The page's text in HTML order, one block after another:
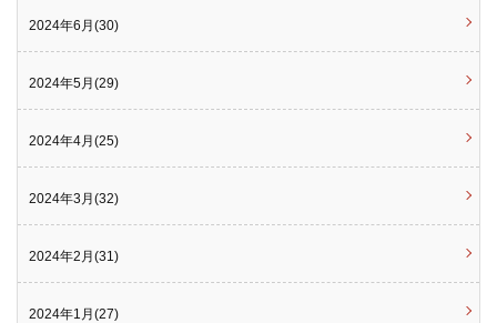
2024年6月(30)
2024年5月(29)
2024年4月(25)
2024年3月(32)
2024年2月(31)
2024年1月(27)